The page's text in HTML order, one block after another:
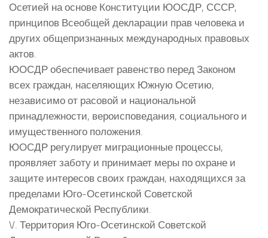
Осетией на основе Конституции ЮОСДР, СССР,
принципов Всеобщей декларации прав человека и
других общепризнанных международных правовых
актов.
ЮОСДР обеспечивает равенство перед Законом
всех граждан, населяющих Южную Осетию,
независимо от расовой и национальной
принадлежности, вероисповедания, социального и
имущественного положения.
ЮОСДР регулирует миграционные процессы,
проявляет заботу и принимает меры по охране и
защите интересов своих граждан, находящихся за
пределами Юго-Осетинской Советской
Демократической Республики.
V. Территория Юго-Осетинской Советской